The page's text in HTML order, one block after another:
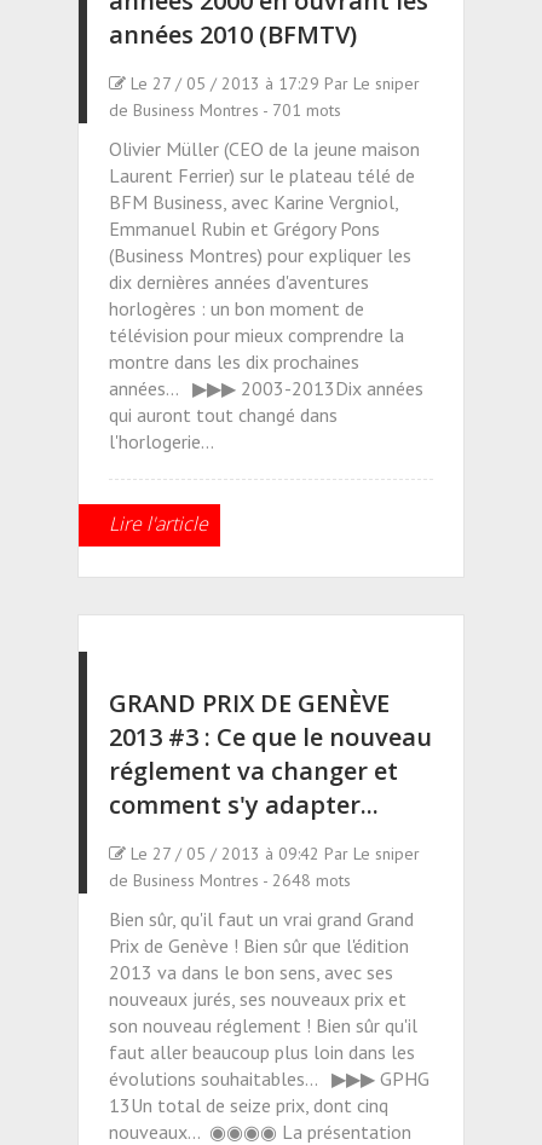
années 2010 (BFMTV)
Le 27 / 05 / 2013 à 17:29 Par Le sniper
de Business Montres - 701 mots
Olivier Müller (CEO de la jeune maison
Laurent Ferrier) sur le plateau télé de
BFM Business, avec Karine Vergniol,
Emmanuel Rubin et Grégory Pons
(Business Montres) pour expliquer les
dix dernières années d'aventures
horlogères : un bon moment de
télévision pour mieux comprendre la
montre dans les dix prochaines
années... ▶▶▶ 2003-2013Dix années
qui auront tout changé dans
l'horlogerie...
Lire l'article
GRAND PRIX DE GENÈVE
2013 #3 : Ce que le nouveau
réglement va changer et
comment s'y adapter...
Le 27 / 05 / 2013 à 09:42 Par Le sniper
de Business Montres - 2648 mots
Bien sûr, qu'il faut un vrai grand Grand
Prix de Genève ! Bien sûr que l'édition
2013 va dans le bon sens, avec ses
nouveaux jurés, ses nouveaux prix et
son nouveau réglement ! Bien sûr qu'il
faut aller beaucoup plus loin dans les
évolutions souhaitables... ▶▶▶ GPHG
13Un total de seize prix, dont cinq
nouveaux... ◉◉◉◉ La présentation